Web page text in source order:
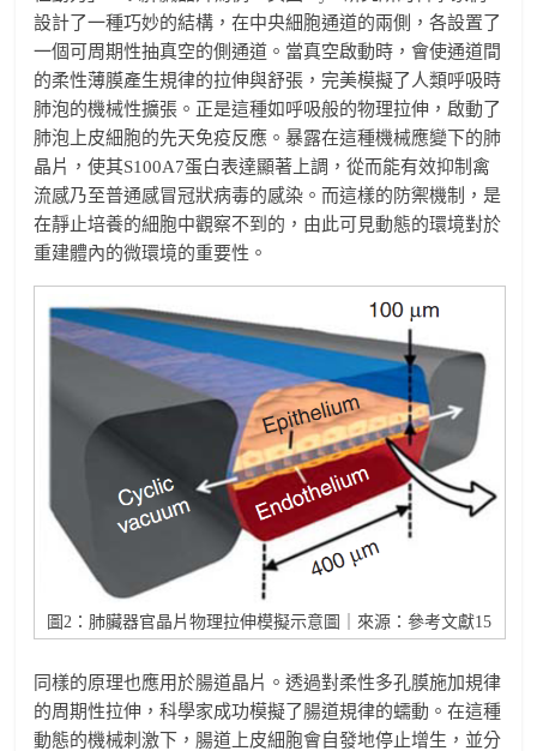
設計了一種巧妙的結構，在中央細胞通道的兩側，各設置了
一個可周期性抽真空的側通道。當真空啟動時，會使通道間
的柔性薄膜產生規律的拉伸與舒張，完美模擬了人類呼吸時
肺泡的機械性擴張。正是這種如呼吸般的物理拉伸，啟動了
肺泡上皮細胞的先天免疫反應。暴露在這種機械應變下的肺
晶片，使其S100A7蛋白表達顯著上調，從而能有效抑制禽
流感乃至普通感冒冠狀病毒的感染。而這樣的防禦機制，是
在靜止培養的細胞中觀察不到的，由此可見動態的環境對於
重建體內的微環境的重要性。
圖2：肺臟器官晶片物理拉伸模擬示意圖｜來源：參考文獻15
同樣的原理也應用於腸道晶片。透過對柔性多孔膜施加規律
的周期性拉伸，科學家成功模擬了腸道規律的蠕動。在這種
動態的機械刺激下，腸道上皮細胞會自發地停止增生，並分